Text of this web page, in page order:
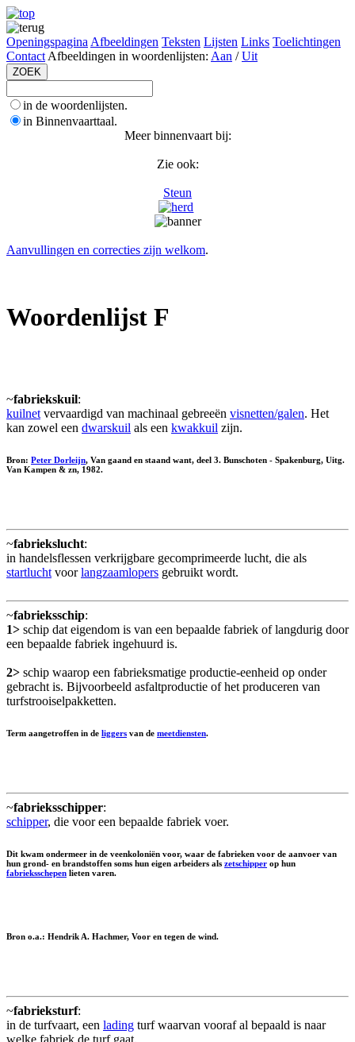
Openingspagina Afbeeldingen Teksten Lijsten Links Toelichtingen
Contact Afbeeldingen in woordenlijsten: Aan /Uit
in de woordenlijsten.
in Binnenvaarttaal.
Meer binnenvaart bij:
Zie ook:
Steun
Aanvullingen en correcties zijn welkom.
Woordenlijst F
~fabriekskuil:
kuilnet vervaardigd van machinaal gebreeën visnetten/galen. Het
kan zowel een dwarskuil als een kwakkuil zijn.
Bron: Peter Dorleijn, Van gaand en staand want, deel 3. Bunschoten - Spakenburg, Uitg.
Van Kampen & zn, 1982.
~fabriekslucht:
in handelsflessen verkrijgbare gecomprimeerde lucht, die als
startlucht voorlangzaamlopers gebruikt wordt.
~fabrieksschip:
1> schip dat eigendom is van een bepaalde fabriek of langdurig door
een bepaalde fabriek ingehuurd is.
2> schip waarop een fabrieksmatige productie-eenheid op onder
gebracht is. Bijvoorbeeld asfaltproductie of het produceren van
turfstrooiselpakketten.
Term aangetroffen in de liggers van de meetdiensten.
~fabrieksschipper:
schipper, die voor een bepaalde fabriek voer.
Dit kwam ondermeer in de veenkoloniën voor, waar de fabrieken voor de aanvoer van
hun grond- en brandstoffen soms hun eigen arbeiders als zetschipper op hun
fabrieksschepen lieten varen.
Bron o.a.: Hendrik A. Hachmer, Voor en tegen de wind.
~fabrieksturf:
in de turfvaart, een lading turf waarvan vooraf al bepaald is naar
welke fabriek de turf gaat.